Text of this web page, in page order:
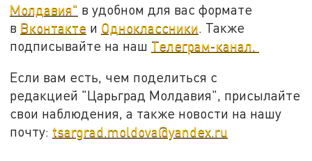
Молдавия" в удобном для вас формате
в Вконтакте и Одноклассники. Также
подписывайте на наш Телеграм-канал.
Если вам есть, чем поделиться с
редакцией "Царьград Молдавия", присылайте
свои наблюдения, а также новости на нашу
почту: tsargrad.moldova@yandex.ru